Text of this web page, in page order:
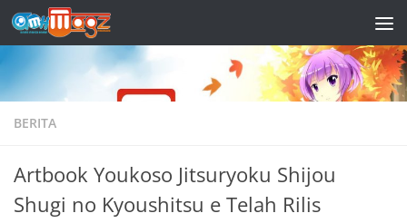
Skip to content
BERITA
Artbook Youkoso Jitsuryoku Shijou
Shugi no Kyoushitsu e Telah Rilis